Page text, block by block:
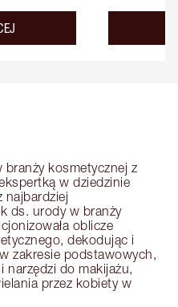
kosmetycznej z
w dziedzinie
najbardziej
ds. urody w branży
oblicze
dekodując i
zakresie podstawowych,
narzędzi do makijażu,
przez kobiety w